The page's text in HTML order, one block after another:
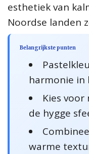
esthetiek van
Noordse landen
Belangrijkste punten
harmonie in
Kies
de hygge
warme